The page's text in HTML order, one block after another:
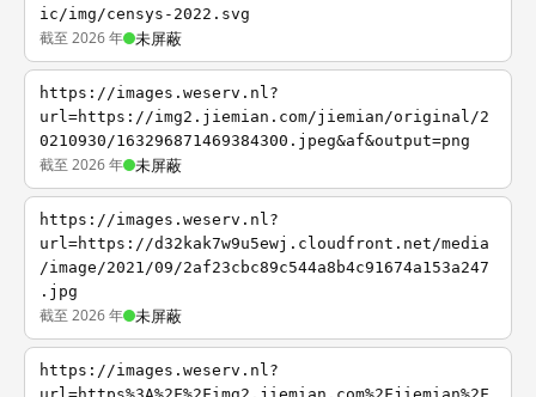
ic/img/censys-2022.svg
截至 2026 年 未屏蔽
https://images.weserv.nl?
url=https://img2.jiemian.com/jiemian/original/2
0210930/163296871469384300.jpeg&af&output=png
截至 2026 年 未屏蔽
https://images.weserv.nl?
url=https://d32kak7w9u5ewj.cloudfront.net/media
/image/2021/09/2af23cbc89c544a8b4c91674a153a247
.jpg
截至 2026 年 未屏蔽
https://images.weserv.nl?